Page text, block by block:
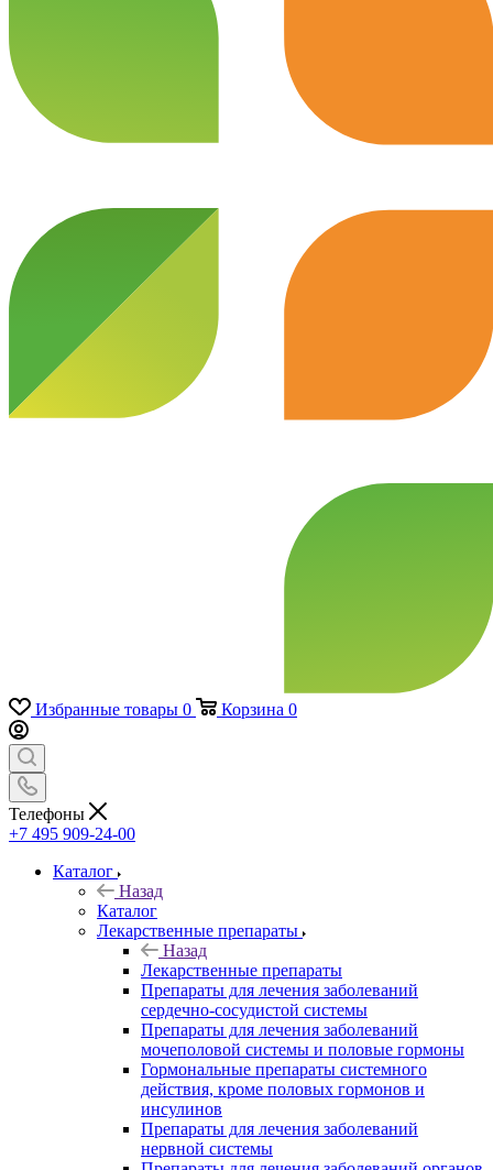
Избранные товары 0 Корзина 0
Телефоны
+7 495 909-24-00
Каталог
Назад
Каталог
Лекарственные препараты
Назад
Лекарственные препараты
Препараты для лечения заболеваний
сердечно-сосудистой системы
Препараты для лечения заболеваний
мочеполовой системы и половые гормоны
Гормональные препараты системного
действия, кроме половых гормонов и
инсулинов
Препараты для лечения заболеваний
нервной системы